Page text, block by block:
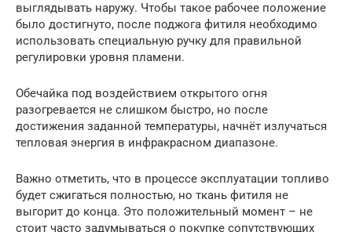
выглядывать наружу. Чтобы такое рабочее положение
было достигнуто, после поджога фитиля необходимо
использовать специальную ручку для правильной
регулировки уровня пламени.
Обечайка под воздействием открытого огня
разогревается не слишком быстро, но после
достижения заданной температуры, начнёт излучаться
тепловая энергия в инфракрасном диапазоне.
Важно отметить, что в процессе эксплуатации топливо
будет сжигаться полностью, но ткань фитиля не
выгорит до конца. Это положительный момент – не
стоит часто задумываться о покупке сопутствующих